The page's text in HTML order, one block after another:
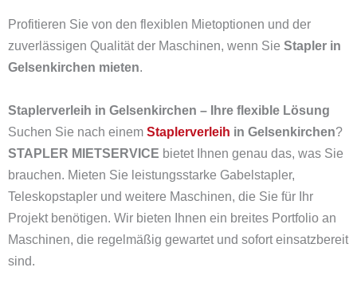
Profitieren Sie von den flexiblen Mietoptionen und der
zuverlässigen Qualität der Maschinen, wenn Sie Stapler in
Gelsenkirchen mieten.
Staplerverleih in Gelsenkirchen – Ihre flexible Lösung
Suchen Sie nach einem Staplerverleih in Gelsenkirchen?
STAPLER MIETSERVICE bietet Ihnen genau das, was Sie
brauchen. Mieten Sie leistungsstarke Gabelstapler,
Teleskopstapler und weitere Maschinen, die Sie für Ihr
Projekt benötigen. Wir bieten Ihnen ein breites Portfolio an
Maschinen, die regelmäßig gewartet und sofort einsatzbereit
sind.